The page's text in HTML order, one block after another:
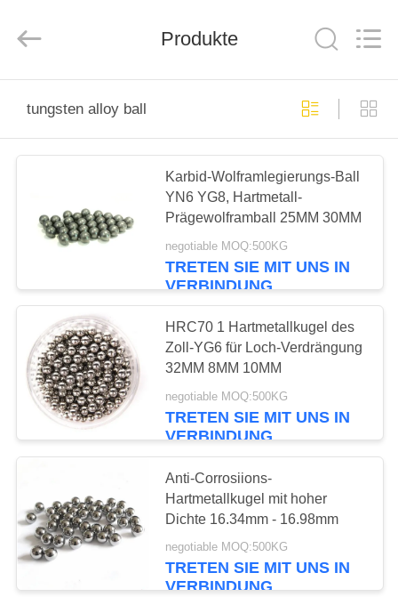
PRODUKTE
ÜBER
UNS
FABRIK-
AUSFLUG
QUALITÄTSKONTROLLE
TRETEN
SIE
UNS
IN
VERBINDUNG
Services
Produkte
tungsten alloy ball
Karbid-Wolframlegierungs-Ball
YN6 YG8, Hartmetall-
Prägewolframball 25MM 30MM
negotiable MOQ:500KG
TRETEN SIE MIT UNS IN
VERBINDUNG
HRC70 1 Hartmetallkugel des
Zoll-YG6 für Loch-Verdrängung
32MM 8MM 10MM
negotiable MOQ:500KG
TRETEN SIE MIT UNS IN
VERBINDUNG
Anti-Corrosiions-
Hartmetallkugel mit hoher
Dichte 16.34mm - 16.98mm
negotiable MOQ:500KG
TRETEN SIE MIT UNS IN
VERBINDUNG